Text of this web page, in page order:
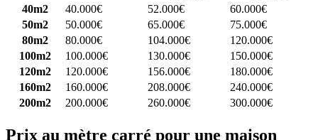
40m2
40.000€ 52.000€
60.000€
50m2
50.000€ 65.000€
75.000€
80m2
80.000€ 104.000€
120.000€
100m2
100.000€ 130.000€
150.000€
120m2
120.000€ 156.000€
180.000€
160m2
160.000€ 208.000€
240.000€
200m2
200.000€ 260.000€ 300.000€
Prix au mètre carré pour une maison